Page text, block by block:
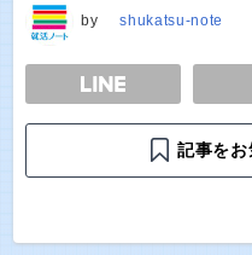
by shukatsu-note
TWEET
記事を